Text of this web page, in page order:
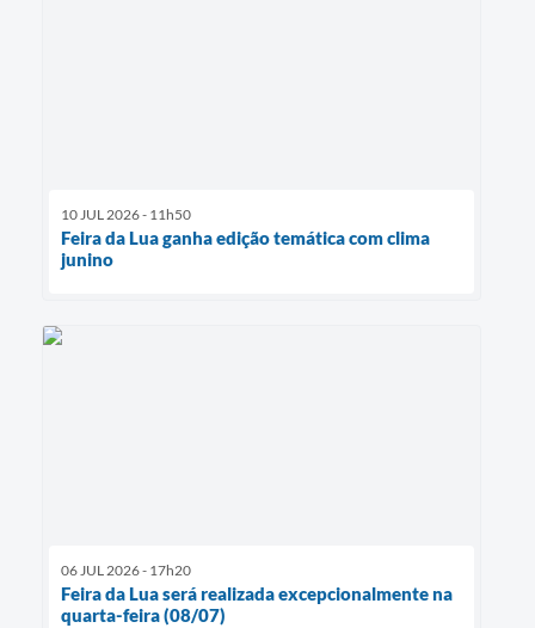
10 JUL 2026 - 11h50
Feira da Lua ganha edição temática com clima
junino
06 JUL 2026 - 17h20
Feira da Lua será realizada excepcionalmente na
quarta-feira (08/07)